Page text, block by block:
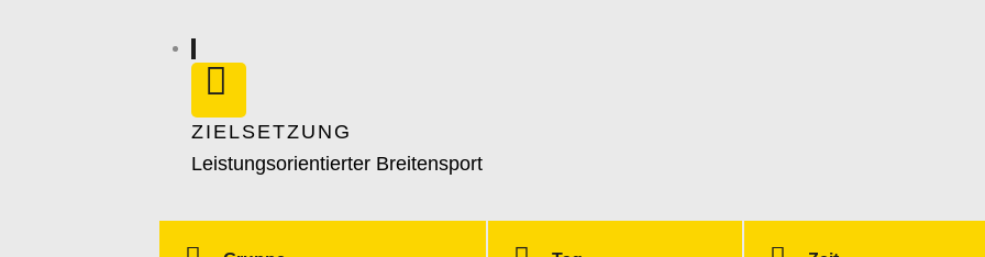
ZIELSETZUNG
Leistungsorientierter Breitensport